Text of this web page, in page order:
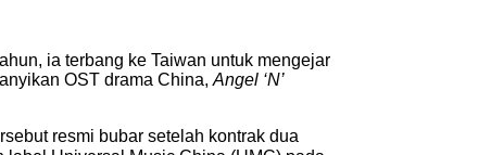
ia terbang ke Taiwan untuk mengejar
OST drama China, Angel ‘N’
resmi bubar setelah kontrak dua